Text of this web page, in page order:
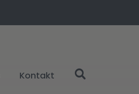
Kontakt